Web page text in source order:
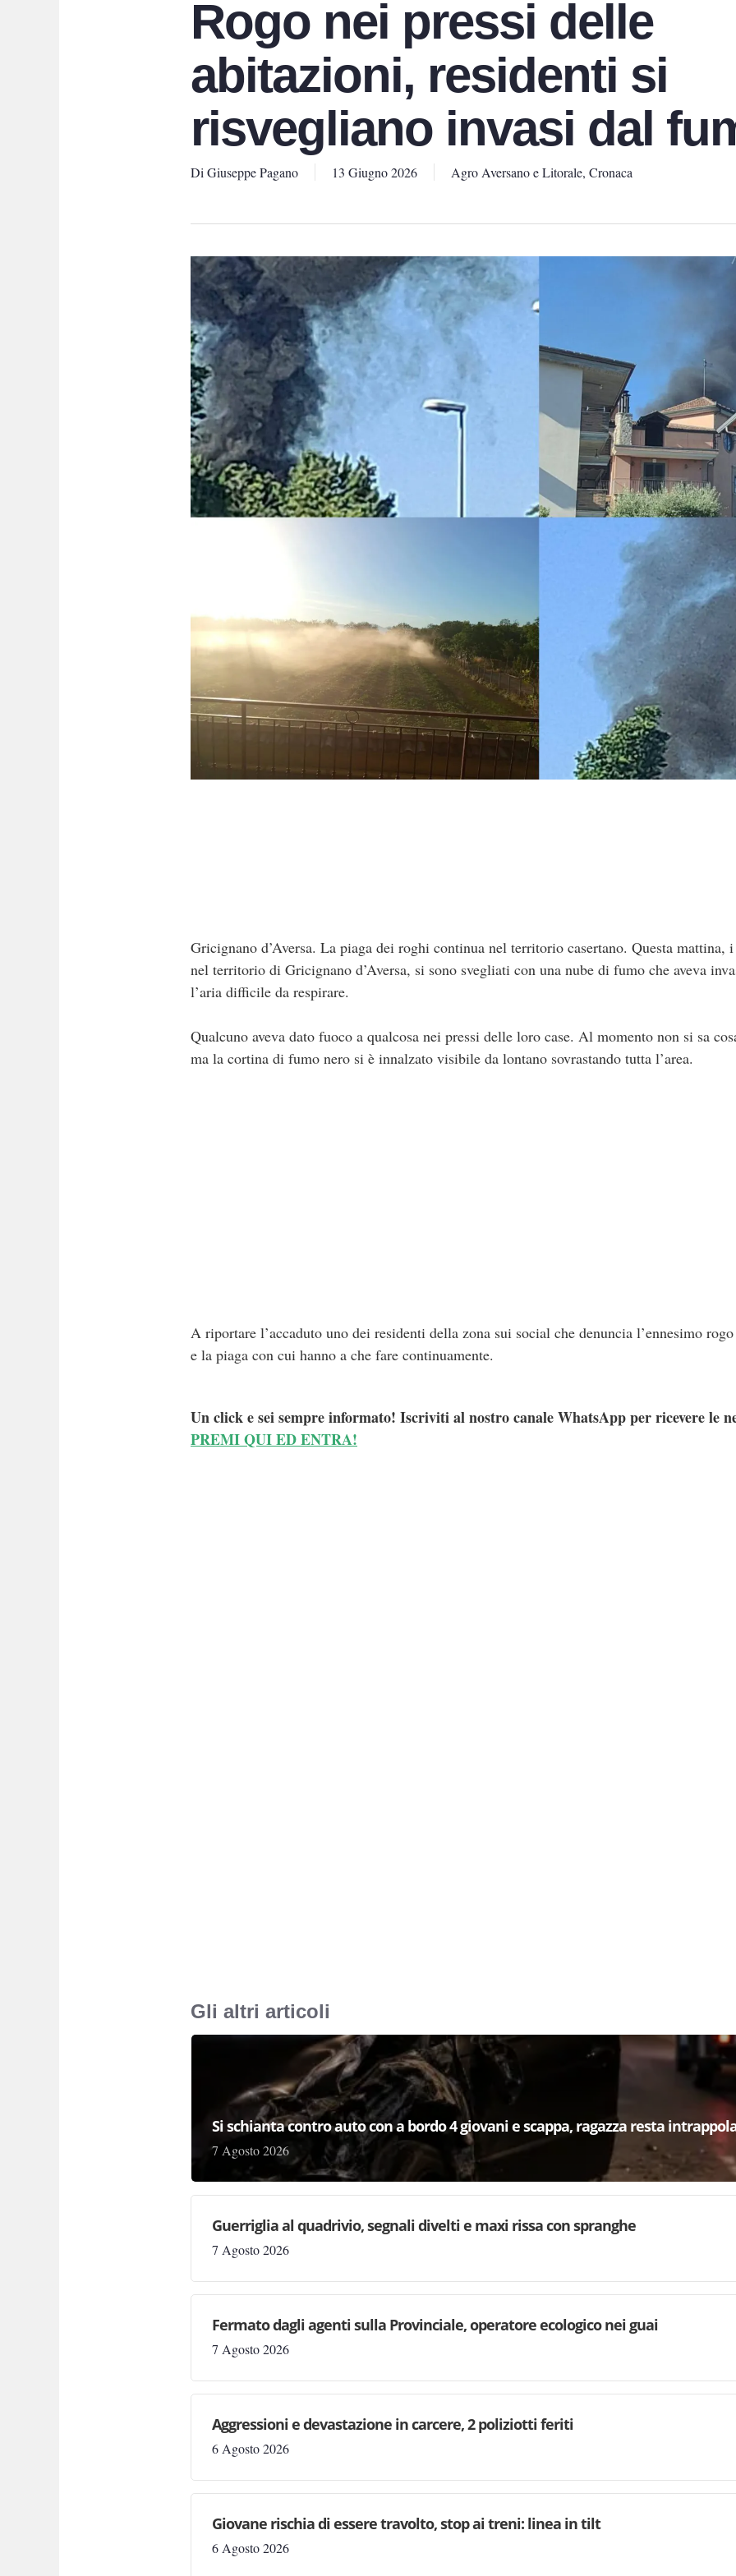
Rogo nei pressi delle
abitazioni, residenti si
risvegliano invasi dal
Di Giuseppe Pagano 13 Giugno 2026 Agro Aversano e Litorale, Cronaca
Gricignano d’Aversa. La piaga dei roghi continua nel territorio casertano. Questa
nel territorio di Gricignano d’Aversa, si sono svegliati con una nube di fumo che aveva
l’aria difficile da respirare.
Qualcuno aveva dato fuoco a qualcosa nei pressi delle loro case. Al momento non si sa
ma la cortina di fumo nero si è innalzato visibile da lontano sovrastando tutta l’area.
A riportare l’accaduto uno dei residenti della zona sui social che denuncia l’ennesimo
e la piaga con cui hanno a che fare continuamente.
Un click e sei sempre informato! Iscriviti al nostro canale WhatsApp per ricevere le
PREMI QUI ED ENTRA!
Gli altri articoli
Si schianta contro auto con a bordo 4 giovani e scappa, ragazza resta
7 Agosto 2026
Guerriglia al quadrivio, segnali divelti e maxi rissa con spranghe
7 Agosto 2026
Fermato dagli agenti sulla Provinciale, operatore ecologico nei guai
7 Agosto 2026
Aggressioni e devastazione in carcere, 2 poliziotti feriti
6 Agosto 2026
Giovane rischia di essere travolto, stop ai treni: linea in tilt
6 Agosto 2026